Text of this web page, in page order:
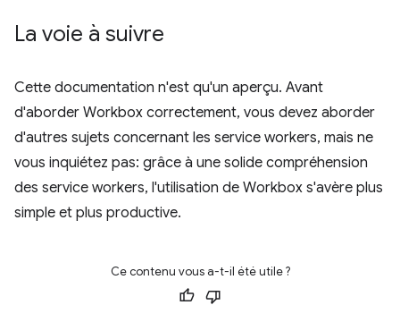
La voie à suivre
Cette documentation n'est qu'un aperçu. Avant
d'aborder Workbox correctement, vous devez aborder
d'autres sujets concernant les service workers, mais ne
vous inquiétez pas: grâce à une solide compréhension
des service workers, l'utilisation de Workbox s'avère plus
simple et plus productive.
Ce contenu vous a-t-il été utile ?